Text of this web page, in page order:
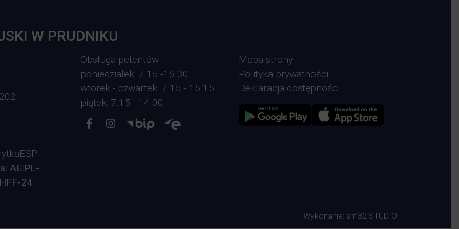
W PRUDNIKU
AE:PL-
24
Obsługa petentów
poniedziałek: 7.15 -16.30
wtorek - czwartek: 7.15 - 15.15
piątek: 7.15 - 14.00
Mapa strony
Polityka prywatności
Deklaracja dostępności
Wykonanie: sm32 STUDIO
JAZDY AUTOBUSÓW – KOMUNIKACJA